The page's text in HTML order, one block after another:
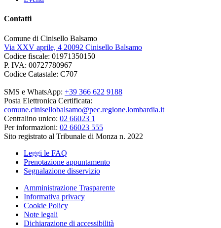
Contatti
Comune di Cinisello Balsamo
Via XXV aprile, 4 20092 Cinisello Balsamo
Codice fiscale: 01971350150
P. IVA: 00727780967
Codice Catastale: C707
SMS e WhatsApp: +39 366 622 9188
Posta Elettronica Certificata:
comune.cinisellobalsamo@pec.regione.lombardia.it
Centralino unico: 02 66023 1
Per informazioni: 02 66023 555
Sito registrato al Tribunale di Monza n. 2022
Leggi le FAQ
Prenotazione appuntamento
Segnalazione disservizio
Amministrazione Trasparente
Informativa privacy
Cookie Policy
Note legali
Dichiarazione di accessibilità